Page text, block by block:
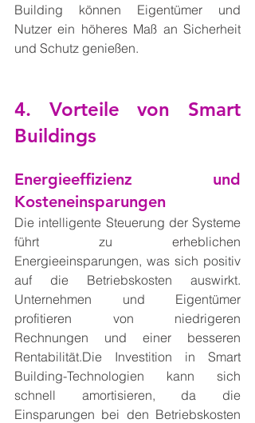
Building können Eigentümer und
Nutzer ein höheres Maß an Sicherheit
und Schutz genießen.
4. Vorteile von Smart
Buildings
Energieeffizienz und
Kosteneinsparungen
Die intelligente Steuerung der Systeme
führt zu erheblichen
Energieeinsparungen, was sich positiv
auf die Betriebskosten auswirkt.
Unternehmen und Eigentümer
profitieren von niedrigeren
Rechnungen und einer besseren
Rentabilität.Die Investition in Smart
Building-Technologien kann sich
schnell amortisieren, da die
Einsparungen bei den Betriebskosten